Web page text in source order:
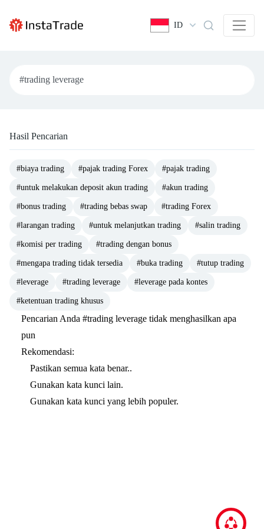
ID
Hasil Pencarian
#biaya trading #pajak trading Forex #pajak trading
#untuk melakukan deposit akun trading #akun trading
#bonus trading #trading bebas swap #trading Forex
#larangan trading #untuk melanjutkan trading #salin trading
#komisi per trading #trading dengan bonus
#mengapa trading tidak tersedia #buka trading #tutup trading
#leverage #trading leverage #leverage pada kontes
#ketentuan trading khusus
Pencarian Anda #trading leverage tidak menghasilkan apa
pun
Rekomendasi:
Pastikan semua kata benar..
Gunakan kata kunci lain.
Gunakan kata kunci yang lebih populer.